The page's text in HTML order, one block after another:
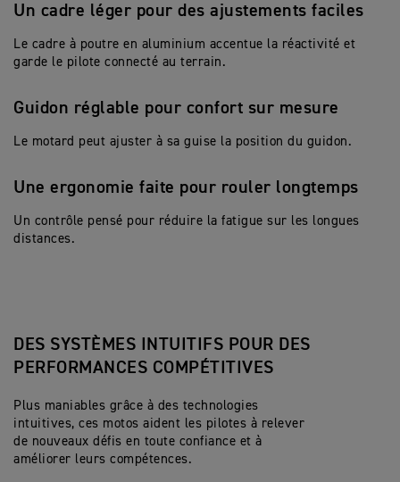
Un cadre léger pour des ajustements faciles
Le cadre à poutre en aluminium accentue la réactivité et
garde le pilote connecté au terrain.
Guidon réglable pour confort sur mesure
Le motard peut ajuster à sa guise la position du guidon.
Une ergonomie faite pour rouler longtemps
Un contrôle pensé pour réduire la fatigue sur les longues
distances.
DES SYSTÈMES INTUITIFS POUR DES
PERFORMANCES COMPÉTITIVES
Plus maniables grâce à des technologies
intuitives, ces motos aident les pilotes à relever
de nouveaux défis en toute confiance et à
améliorer leurs compétences.